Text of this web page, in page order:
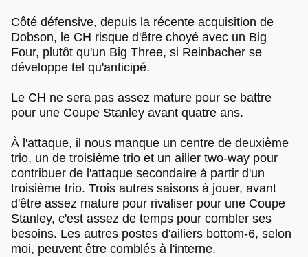
Côté défensive, depuis la récente acquisition de
Dobson, le CH risque d'être choyé avec un Big
Four, plutôt qu'un Big Three, si Reinbacher se
développe tel qu'anticipé.
Le CH ne sera pas assez mature pour se battre
pour une Coupe Stanley avant quatre ans.
À l'attaque, il nous manque un centre de deuxième
trio, un de troisième trio et un ailier two-way pour
contribuer de l'attaque secondaire à partir d'un
troisième trio. Trois autres saisons à jouer, avant
d'être assez mature pour rivaliser pour une Coupe
Stanley, c'est assez de temps pour combler ses
besoins. Les autres postes d'ailiers bottom-6, selon
moi, peuvent être comblés à l'interne.